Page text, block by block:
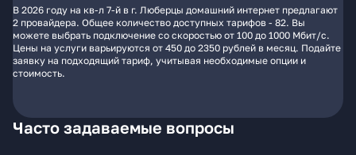
В 2026 году на кв-л 7-й в г. Люберцы домашний интернет предлагают
2 провайдера. Общее количество доступных тарифов - 82. Вы
можете выбрать подключение со скоростью от 100 до 1000 Мбит/с.
Цены на услуги варьируются от 450 до 2350 рублей в месяц. Подайте
заявку на подходящий тариф, учитывая необходимые опции и
стоимость.
Часто задаваемые вопросы